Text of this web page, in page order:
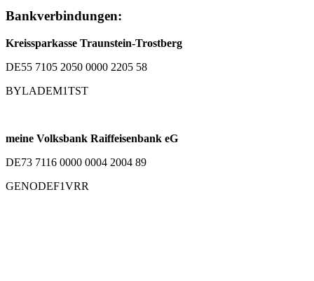
Bankverbindungen:
Kreissparkasse Traunstein-Trostberg
DE55 7105 2050 0000 2205 58
BYLADEM1TST
meine Volksbank Raiffeisenbank eG
DE73 7116 0000 0004 2004 89
GENODEF1VRR